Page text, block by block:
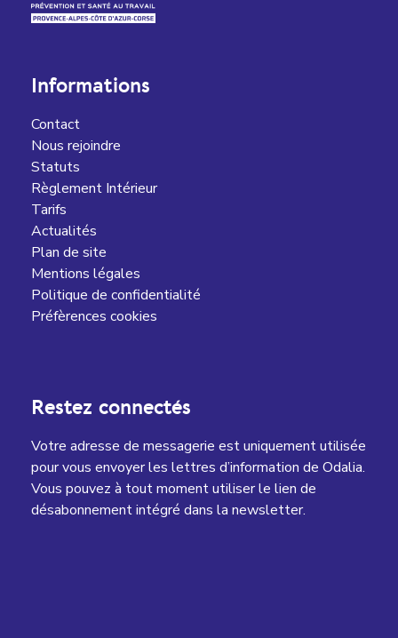
Informations
Contact
Nous rejoindre
Statuts
Règlement Intérieur
Tarifs
Actualités
Plan de site
Mentions légales
Politique de confidentialité
Préfèrences cookies
Restez connectés
Votre adresse de messagerie est uniquement utilisée
pour vous envoyer les lettres d’information de Odalia.
Vous pouvez à tout moment utiliser le lien de
désabonnement intégré dans la newsletter.